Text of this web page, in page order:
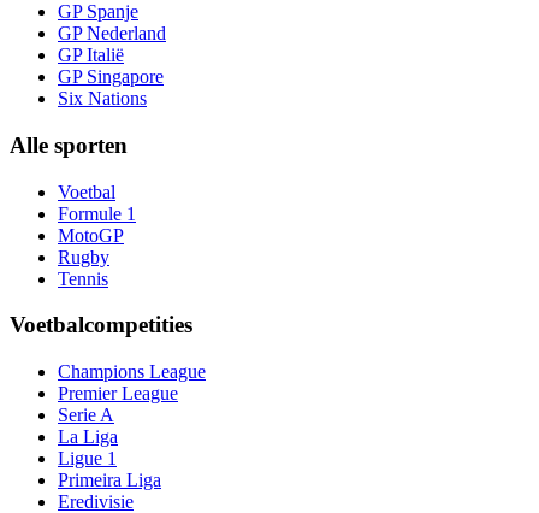
GP Spanje
GP Nederland
GP Italië
GP Singapore
Six Nations
Alle sporten
Voetbal
Formule 1
MotoGP
Rugby
Tennis
Voetbalcompetities
Champions League
Premier League
Serie A
La Liga
Ligue 1
Primeira Liga
Eredivisie